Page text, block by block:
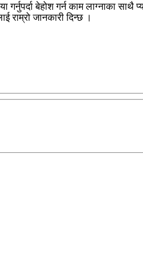
गर्नुपर्दा बेहोश गर्न काम लाग्नाका
जानकारी दिन्छ ।